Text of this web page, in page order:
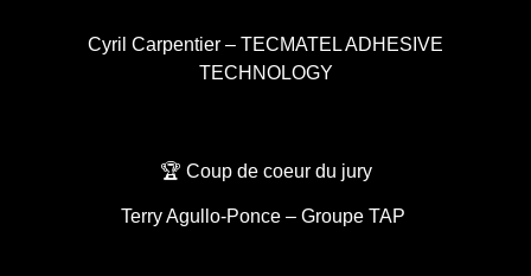
Cyril Carpentier – TECMATEL ADHESIVE
TECHNOLOGY
🏆 Coup de coeur du jury
Terry Agullo-Ponce – Groupe TAP